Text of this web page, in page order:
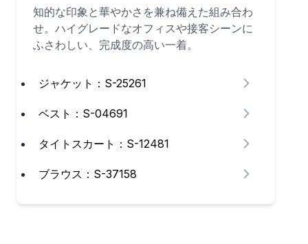
知的な印象と華やかさを兼ね備えた組み合わ
せ。ハイグレードなオフィスや接客シーンに
ふさわしい、完成度の高い一着。
ジャケット：S-25261
ベスト：S-04691
タイトスカート：S-12481
ブラウス：S-37158